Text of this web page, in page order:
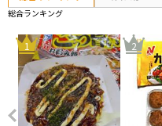
総合ランキング
1 2